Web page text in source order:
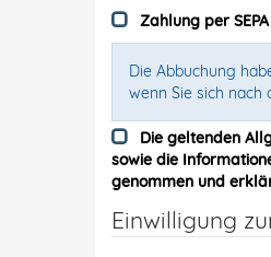
Zahlung per
Die Abbuchung
wenn Sie sich nach
Die geltenden
sowie die
genommen und
Einwilligung